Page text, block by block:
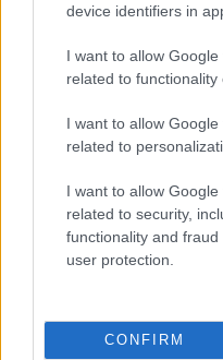
device identifiers in
I want to allow
related to functionality
I want to allow
related to
I want to allow
related to security,
functionality and
user protection.
CONFIRM
Ο Δημήτρης
ζήτησαν τη
μεταξύ αυτών του
που είχε ασχοληθεί
ικανότητες εφήβων
διεξάγει και
Αθηνών. Η
Αγριανίτη έγινε
μελέτης από την
να επιβεβαιώσουν